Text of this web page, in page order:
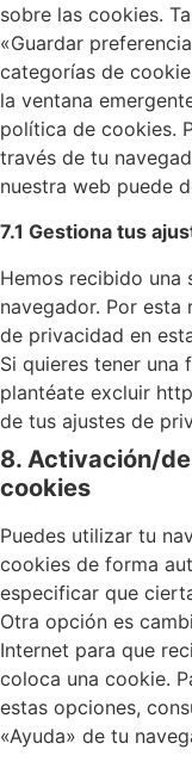
sobre las cookies.
«Guardar
categorías de
la ventana
política de cookies.
través de tu
nuestra web puede
7.1 Gestiona tus
Hemos recibido una
navegador. Por esta
de privacidad en
Si quieres tener una
plantéate excluir
de tus ajustes de
8. Activación/
cookies
Puedes utilizar tu
cookies de forma
especificar que
Otra opción es
Internet para que
coloca una cookie.
estas opciones,
«Ayuda» de tu